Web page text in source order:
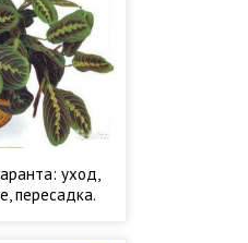
уход,
пересадка.